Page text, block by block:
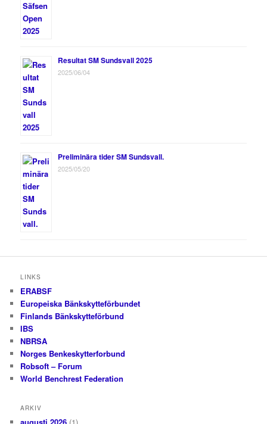
Resultat SM Sundsvall 2025
2025/06/04
Preliminära tider SM Sundsvall.
2025/05/20
LINKS
ERABSF
Europeiska Bänkskytteförbundet
Finlands Bänkskytteförbund
IBS
NBRSA
Norges Benkeskytterforbund
Robsoft – Forum
World Benchrest Federation
ARKIV